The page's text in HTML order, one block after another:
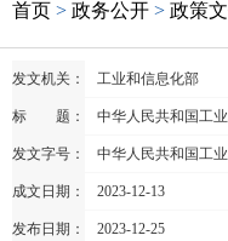
首页 > 政务公开 > 政策
发文机关： 工业和信息化部
标 题： 中华人民共和国工
发文字号： 中华人民共和国工
成文日期： 2023-12-13
发布日期： 2023-12-25